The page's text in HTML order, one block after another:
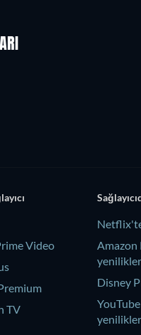
Video
TV
Amazon
yenilikler
Disney
yenilikler